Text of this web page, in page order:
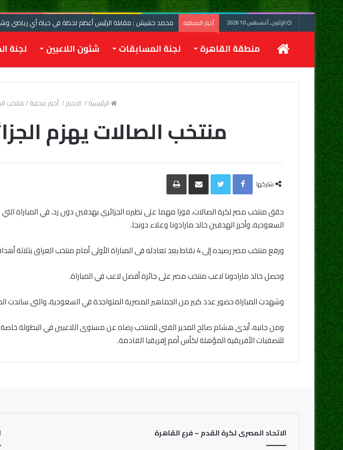
الإثنين, أغسطس 10 2026 أخبار المنطقة محمد حشيش : مقابلة الرئيس أعظم لحظة في حياة أي رياضي
الرئيسيةمنطقة القاهرة لجنة المسابقات شئون اللاعبين لجنة
الرئيسية/ الاخبار/ أخبار محلية/منتخب
منتخب الصالات يهزم
شاركها
Facebook
Twitter مشاركة
البريد
طباعة
حقق منتخب مصر لكرة الصالات، فوزا مهما على نظيره الجزائري بهدفين دون رد، في المباراة
السعودية، وأحرز الهدفين خالد مارادونا وعلاء دونجا.
ورفع منتخب مصر رصيده إلى 4 نقاط بعد تعادله فى المباراة الأولى أمام منتخب العراق بثلاثة أهداف لكل فريق، ليتأهل منتخب مصر للدور التالي كأول المجموعة الثانية بالبطولة.
وحصل خالد مارادونا لاعب منتخب مصر على جائزة أفضل لاعب في المباراة.
وشهدت المباراة حضور عدد كبير من الجماهير المصرية المتواجدة في السعودية، والتى ساندت
ومن جانبه، أبدى هشام صالح المدير الفني للمنتخب رضاه عن مستوى اللاعبين في البطولة
للتصفيات الأفريقية المؤهلة لكأس أمم إفريقيا القادمة.
الاتحاد المصرى لكرة القدم – فرع القاهرة